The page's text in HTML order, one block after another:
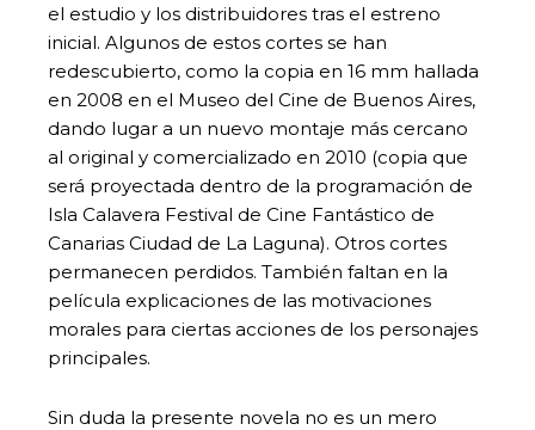
el estudio y los distribuidores tras el estreno
inicial. Algunos de estos cortes se han
redescubierto, como la copia en 16 mm hallada
en 2008 en el Museo del Cine de Buenos Aires,
dando lugar a un nuevo montaje más cercano
al original y comercializado en 2010 (copia que
será proyectada dentro de la programación de
Isla Calavera Festival de Cine Fantástico de
Canarias Ciudad de La Laguna). Otros cortes
permanecen perdidos. También faltan en la
película explicaciones de las motivaciones
morales para ciertas acciones de los personajes
principales.
Sin duda la presente novela no es un mero